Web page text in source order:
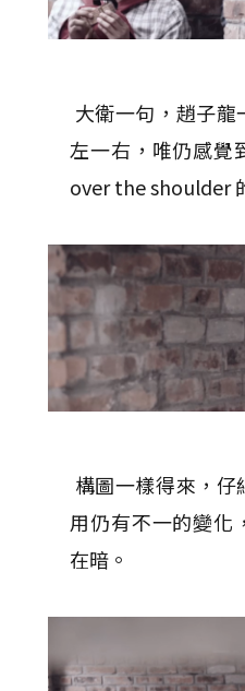
大衛一句，趙子
左一右，唯仍感覺
over the shoulder
構圖一樣得來，
用仍有不一的變化
在暗。